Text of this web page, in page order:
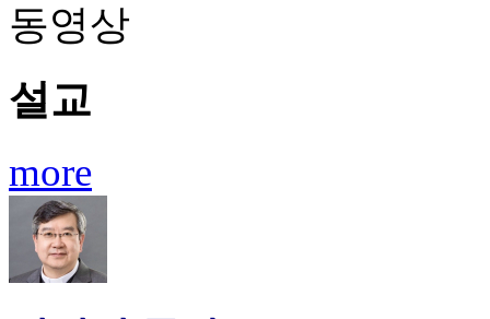
신
규
제
휴
트
무
동영상
설교
more